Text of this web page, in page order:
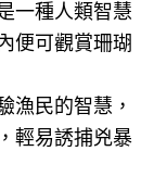
類智慧
便可觀賞珊瑚
智慧，
輕易誘捕兇暴